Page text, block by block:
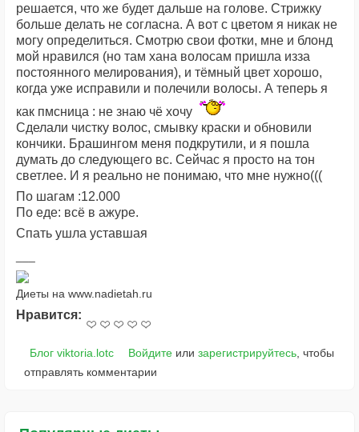
решается, что же будет дальше на голове. Стрижку
больше делать не согласна. А вот с цветом я никак не
могу определиться. Смотрю свои фотки, мне и блонд
мой нравился (но там хана волосам пришла изза
постоянного мелирования), и тёмный цвет хорошо,
когда уже исправили и полечили волосы. А теперь я
как пмсница : не знаю чё хочу
Сделали чистку волос, смывку краски и обновили
кончики. Брашингом меня подкрутили, и я пошла
думать до следующего вс. Сейчас я просто на тон
светлее. И я реально не понимаю, что мне нужно(((
По шагам :12.000
По еде: всё в ажуре.
Спать ушла уставшая
Диеты на www.nadietah.ru
Нравится:
Блог viktoria.lotc Войдитеили зарегистрируйтесь, чтобы
отправлять комментарии